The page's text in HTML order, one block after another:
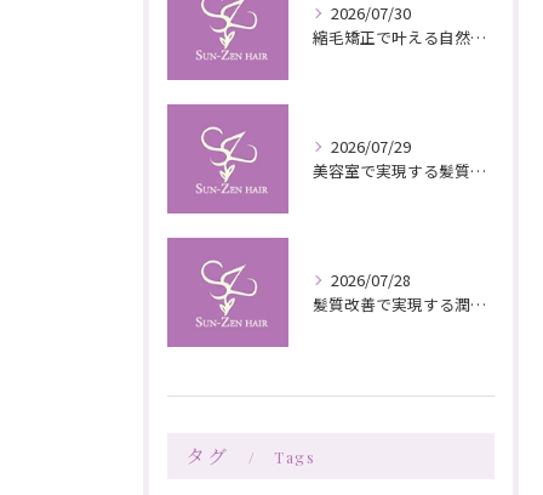
2026/07/30
縮毛矯正で叶える自然な艶としなやかさの秘訣
2026/07/29
美容室で実現する髪質改善の栄養補給技術
2026/07/28
髪質改善で実現する潤いと栄養のある美髪ケア
タグ Tags